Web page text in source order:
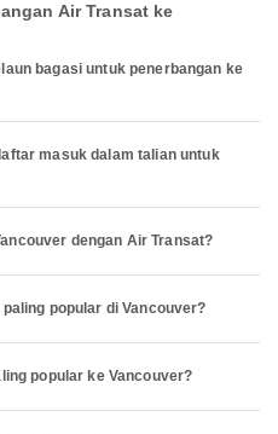
Air Transat ke
bagasi untuk penerbangan ke
masuk dalam talian untuk
dengan Air Transat?
popular di Vancouver?
popular ke Vancouver?